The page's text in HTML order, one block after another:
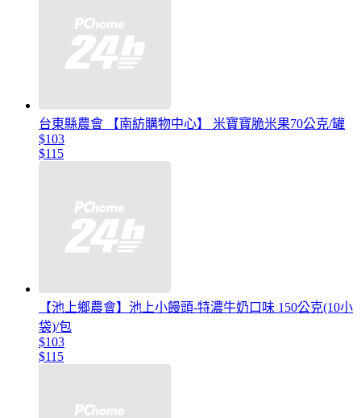
台東縣農會 【南紡購物中心】 米寶寶脆米果70公克/罐
$103
$115
【池上鄉農會】池上小饅頭-特濃牛奶口味 150公克(10小
袋)/包
$103
$115